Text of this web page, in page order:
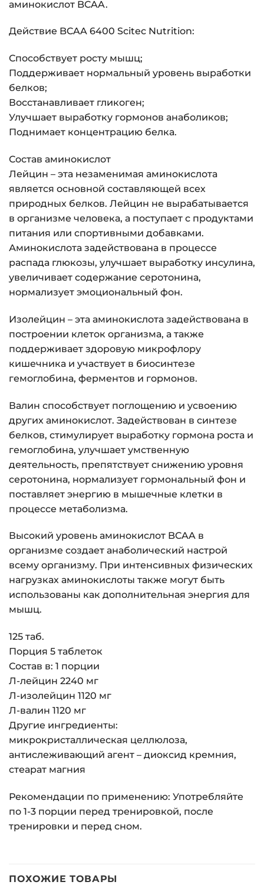
аминокислот BCAA.
Действие BCAA 6400 Scitec Nutrition:
Способствует росту мышц;
Поддерживает нормальный уровень выработки
белков;
Восстанавливает гликоген;
Улучшает выработку гормонов анаболиков;
Поднимает концентрацию белка.
Состав аминокислот
Лейцин – эта незаменимая аминокислота
является основной составляющей всех
природных белков. Лейцин не вырабатывается
в организме человека, а поступает с продуктами
питания или спортивными добавками.
Аминокислота задействована в процессе
распада глюкозы, улучшает выработку инсулина,
увеличивает содержание серотонина,
нормализует эмоциональный фон.
Изолейцин – эта аминокислота задействована в
построении клеток организма, а также
поддерживает здоровую микрофлору
кишечника и участвует в биосинтезе
гемоглобина, ферментов и гормонов.
Валин способствует поглощению и усвоению
других аминокислот. Задействован в синтезе
белков, стимулирует выработку гормона роста и
гемоглобина, улучшает умственную
деятельность, препятствует снижению уровня
серотонина, нормализует гормональный фон и
поставляет энергию в мышечные клетки в
процессе метаболизма.
Высокий уровень аминокислот BCAA в
организме создает анаболический настрой
всему организму. При интенсивных физических
нагрузках аминокислоты также могут быть
использованы как дополнительная энергия для
мышц.
125 таб.
Порция 5 таблеток
Состав в: 1 порции
Л-лейцин 2240 мг
Л-изолейцин 1120 мг
Л-валин 1120 мг
Другие ингредиенты:
микрокристаллическая целлюлоза,
антислеживающий агент – диоксид кремния,
стеарат магния
Рекомендации по применению: Употребляйте
по 1-3 порции перед тренировкой, после
тренировки и перед сном.
ПОХОЖИЕ ТОВАРЫ